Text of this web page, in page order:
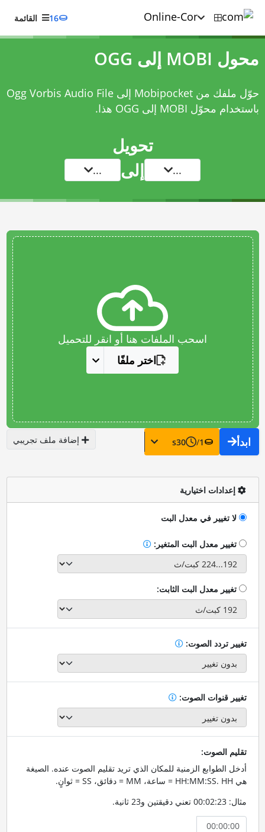
16 القائمة
محول MOBI إلى OGG
حوّل ملفك من Mobipocket إلى Ogg Vorbis Audio File
باستخدام محوّل MOBI إلى OGG هذا.
تحويل
... إلى ...
اسحب الملفات هنا أو انقر للتحميل
اختر ملفًا
ابدأ 1
/
30
s إضافة ملف تجريبي
إعدادات اختيارية
لا تغيير في معدل البت
تغيير معدل البت المتغير:
تغيير معدل البت الثابت:
تغيير تردد الصوت:
تغيير قنوات الصوت:
تقليم الصوت:
أدخل الطوابع الزمنية للمكان الذي تريد تقليم الصوت عنده. الصيغة
هي HH:MM:SS. HH = ساعة، MM = دقائق، SS = ثوانٍ.
مثال: 00:02:23 تعني دقيقتين و23 ثانية.